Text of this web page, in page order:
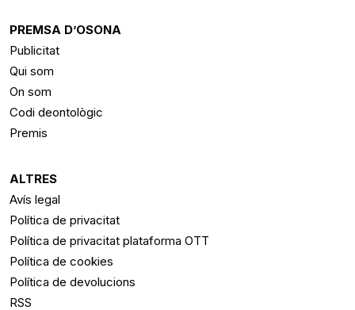
PREMSA D’OSONA
Publicitat
Qui som
On som
Codi deontològic
Premis
ALTRES
Avís legal
Política de privacitat
Política de privacitat plataforma OTT
Política de cookies
Política de devolucions
RSS